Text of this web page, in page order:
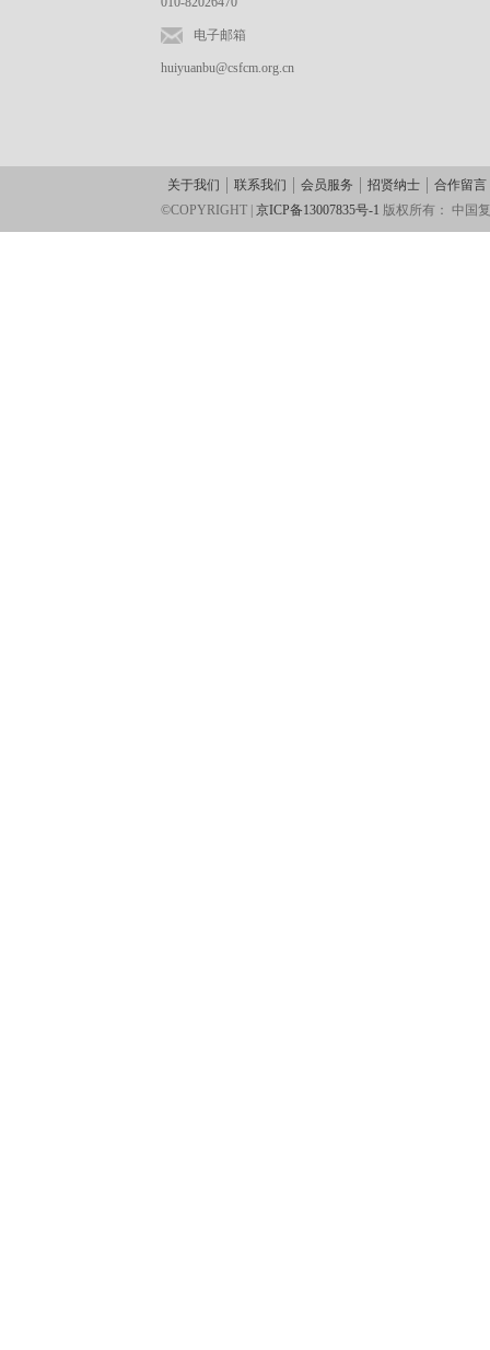
电子邮箱
huiyuanbu@csfcm.org.cn
关于我们 联系我们 会员服务 招贤纳士
合作留言
©COPYRIGHT | 京ICP备13007835号-1 版权所有： 中国